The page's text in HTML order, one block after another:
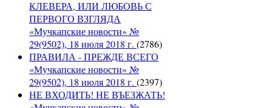
КЛЕВЕРА, ИЛИ ЛЮБОВЬ С
ПЕРВОГО ВЗГЛЯДА
«Мучкапские новости» №
29(9502), 18 июля 2018 г. (2786)
ПРАВИЛА - ПРЕЖДЕ ВСЕГО
«Мучкапские новости» №
29(9502), 18 июля 2018 г. (2397)
НЕ ВХОДИТЬ! НЕ ВЪЕЗЖАТЬ!